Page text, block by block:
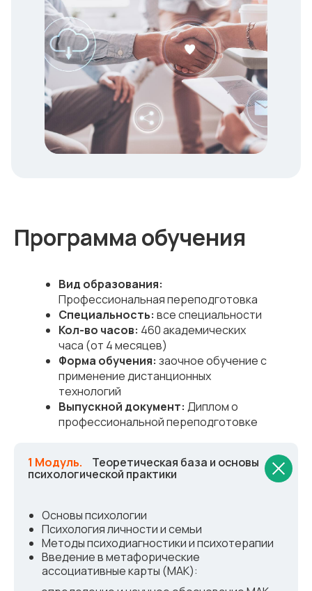
Программа обучения
Вид образования:
Профессиональная переподготовка
Специальность: все специальности
Кол-во часов: 460 академических
часа (от 4 месяцев)
Форма обучения: заочное обучение с
применение дистанционных
технологий
Выпускной документ: Диплом о
профессиональной переподготовке
1 Модуль. Теоретическая база и основы
психологической практики
Основы психологии
Психология личности и семьи
Методы психодиагностики и психотерапии
Введение в метафорические
ассоциативные карты (МАК):